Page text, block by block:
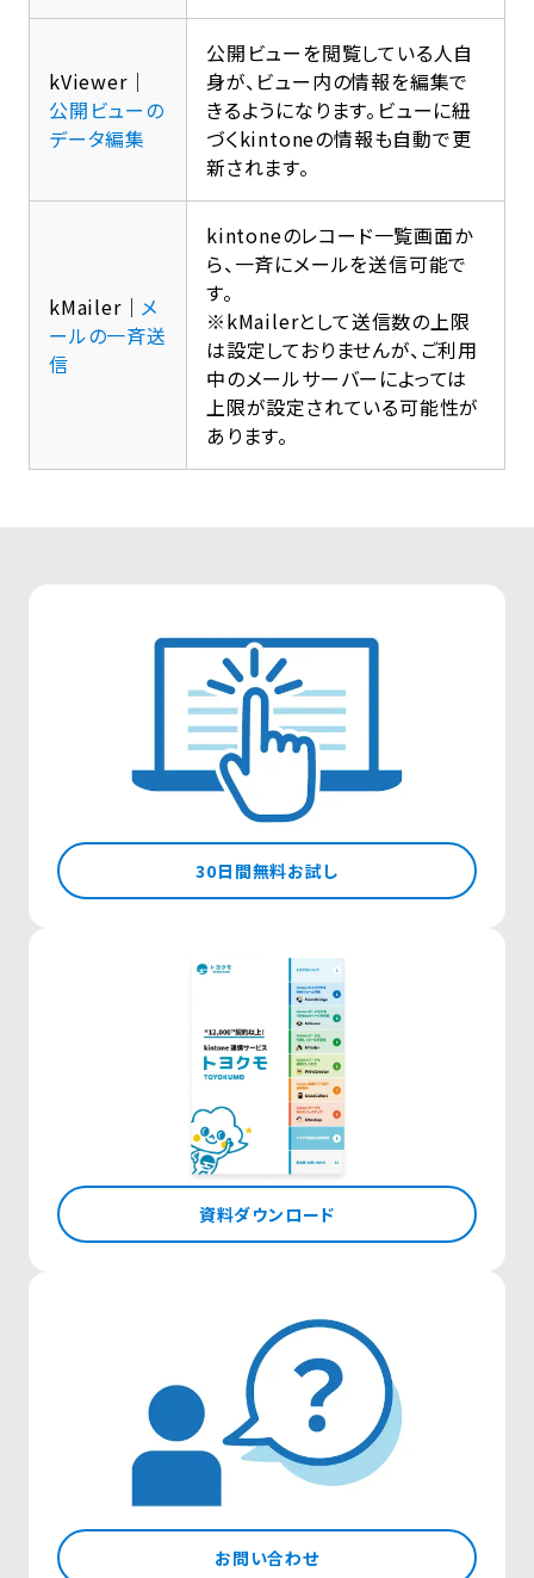
kViewer｜
公開ビューの
データ編集
公開ビューを閲覧している人自
身が、ビュー内の情報を編集で
きるようになります。ビューに紐
づくkintoneの情報も自動で更
新されます。
kMailer｜ メ
ールの一斉送
信
kintoneのレコード一覧画面か
ら、一斉にメールを送信可能で
す。
※kMailerとして送信数の上限
は設定しておりませんが、ご利用
中のメールサーバーによっては
上限が設定されている可能性が
あります。
30日間無料お試し
資料ダウンロード
お問い合わせ